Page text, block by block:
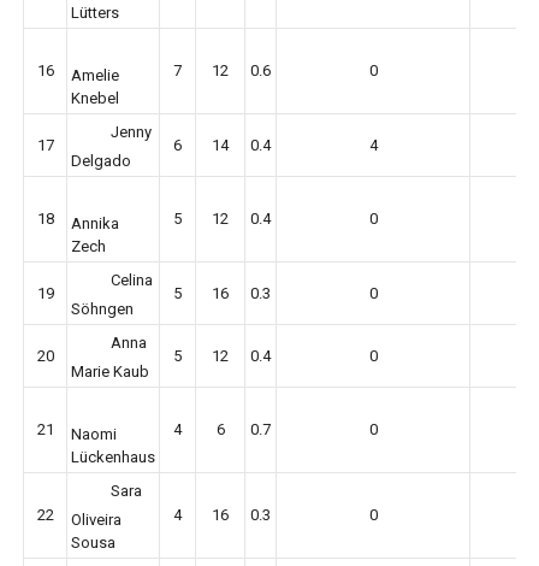
Lütters
16
Amelie
Knebel
7 12 0.6 0
17
Jenny
Delgado
6 14 0.4 4
18
Annika
Zech
5 12 0.4 0
19
Celina
Söhngen
5 16 0.3 0
20
Anna
Marie Kaub
5 12 0.4 0
21
Naomi
Lückenhaus
4 6 0.7 0
22
Sara
Oliveira
Sousa
4 16 0.3 0